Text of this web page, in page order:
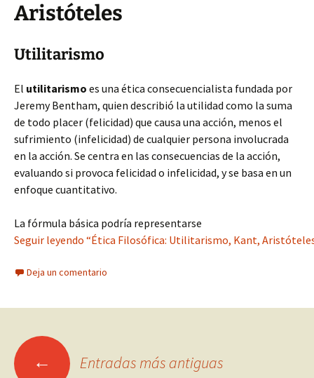
Aristóteles
Utilitarismo
El utilitarismo es una ética consecuencialista fundada por
Jeremy Bentham, quien describió la utilidad como la suma
de todo placer (felicidad) que causa una acción, menos el
sufrimiento (infelicidad) de cualquier persona involucrada
en la acción. Se centra en las consecuencias de la acción,
evaluando si provoca felicidad o infelicidad, y se basa en un
enfoque cuantitativo.
La fórmula básica podría representarse
Seguir leyendo “Ética Filosófica: Utilitarismo, Kant,
Deja un comentario
Ir ← Entradas más antiguas